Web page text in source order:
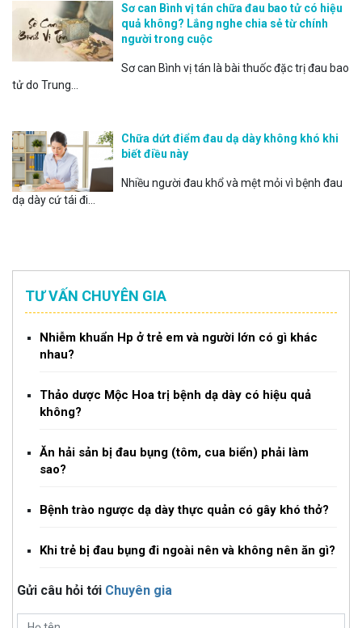
Sơ can Bình vị tán chữa đau bao tử có hiệu
quả không? Lắng nghe chia sẻ từ chính
người trong cuộc
Sơ can Bình vị tán là bài thuốc đặc trị đau bao
tử do Trung...
Chữa dứt điểm đau dạ dày không khó khi
biết điều này
Nhiều người đau khổ và mệt mỏi vì bệnh đau
dạ dày cứ tái đi...
TƯ VẤN CHUYÊN GIA
Nhiễm khuẩn Hp ở trẻ em và người lớn có gì khác
nhau?
Thảo dược Mộc Hoa trị bệnh dạ dày có hiệu quả
không?
Ăn hải sản bị đau bụng (tôm, cua biển) phải làm
sao?
Bệnh trào ngược dạ dày thực quản có gây khó thở?
Khi trẻ bị đau bụng đi ngoài nên và không nên ăn gì?
Gửi câu hỏi tới Chuyên gia